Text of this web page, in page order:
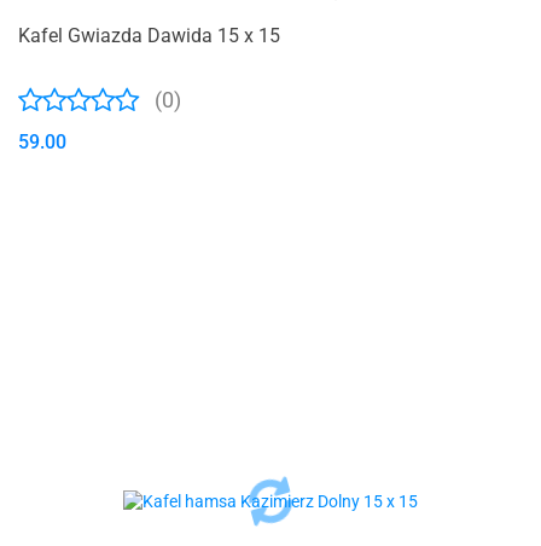
Kafel Gwiazda Dawida 15 x 15
(0)
59.00